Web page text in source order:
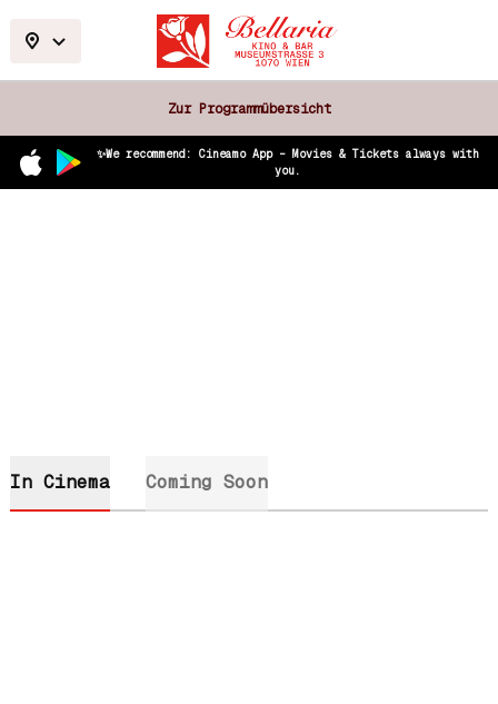
Zur Programmübersicht
✨We recommend: Cineamo App – Movies & Tickets always with
you.
In Cinema Coming Soon